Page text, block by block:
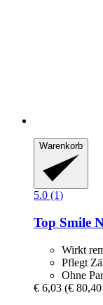
Warenkorb
5.0 (1)
Top Smile
Wirkt
Pflegt
Ohne
€ 6,03 (€